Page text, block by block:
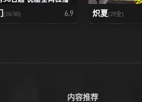
(16/30) 6.9 炽夏(29全)
内容推荐